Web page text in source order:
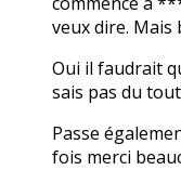
veux dire. Mais
Oui il faudrait
sais pas du
Passe
fois merci